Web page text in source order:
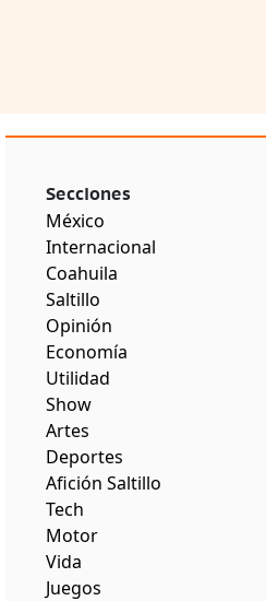
Secciones
México
Internacional
Coahuila
Saltillo
Opinión
Economía
Utilidad
Show
Artes
Deportes
Afición Saltillo
Tech
Motor
Vida
Juegos